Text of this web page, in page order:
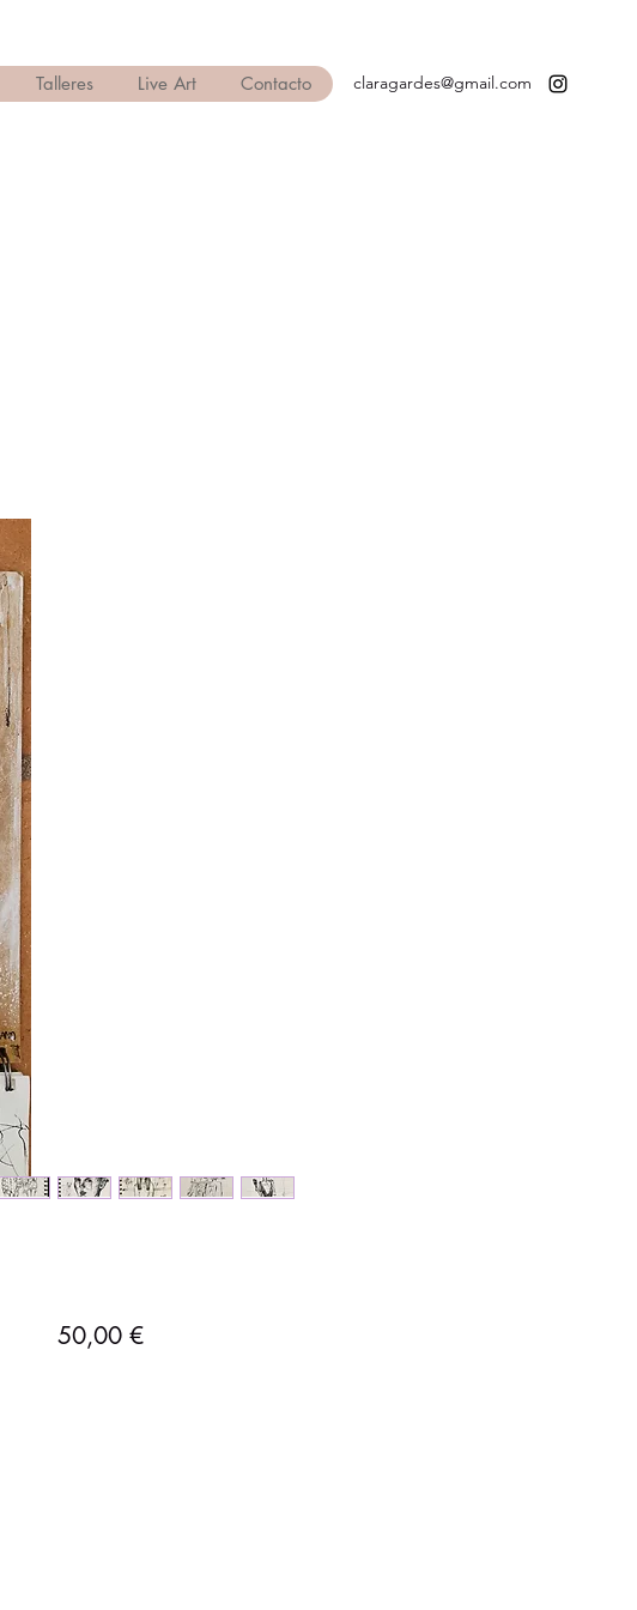
Talleres Live Art Contacto claragardes@gmail.com
50,00 €Precio